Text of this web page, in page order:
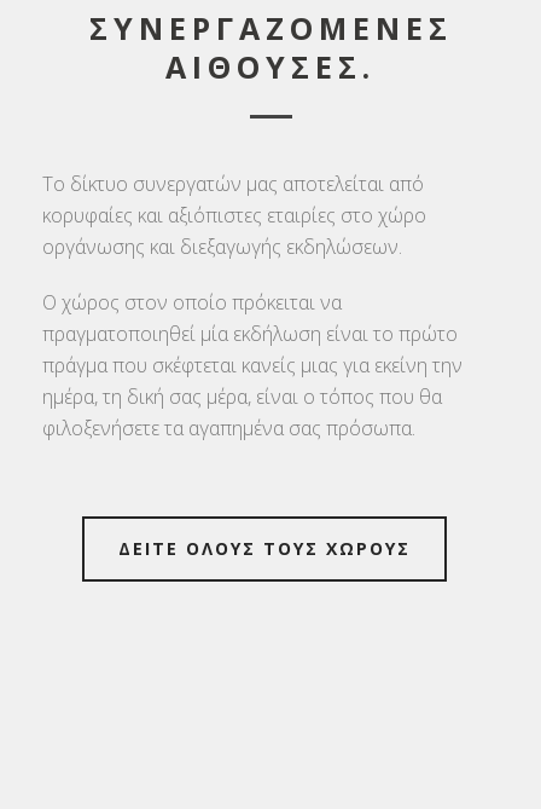
ΣΥΝΕΡΓΑΖΟΜΕΝΕΣ
ΑΙΘΟΥΣΕΣ.
Το δίκτυο συνεργατών μας αποτελείται από
κορυφαίες και αξιόπιστες εταιρίες στο χώρο
οργάνωσης και διεξαγωγής εκδηλώσεων.
Ο χώρος στον οποίο πρόκειται να
πραγματοποιηθεί μία εκδήλωση είναι το πρώτο
πράγμα που σκέφτεται κανείς μιας για εκείνη την
ημέρα, τη δική σας μέρα, είναι ο τόπος που θα
φιλοξενήσετε τα αγαπημένα σας πρόσωπα.
ΔΕΙΤΕ ΟΛΟΥΣ ΤΟΥΣ ΧΩΡΟΥΣ